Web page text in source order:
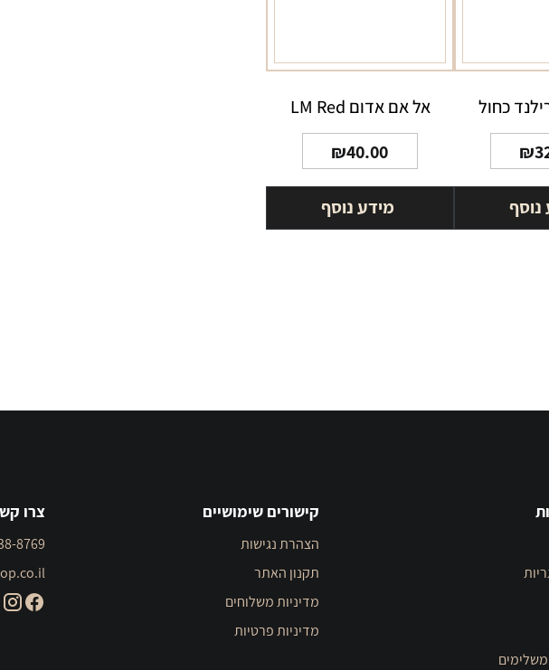
כחול
₪
נוסף
אל אם אדום LM Red
₪40.00
מידע נוסף
משלימים
קישורים שימושיים
הצהרת נגישות
תקנון האתר
מדיניות משלוחים
מדיניות פרטיות
צרו
8769